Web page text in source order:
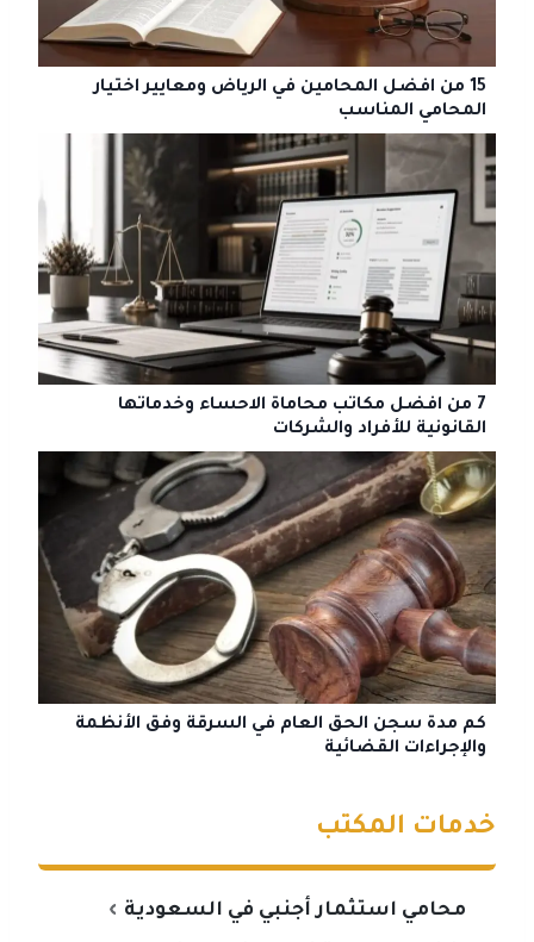
15 من افضل المحامين في الرياض ومعايير اختيار
المحامي المناسب
7 من افضل مكاتب محاماة الاحساء وخدماتها
القانونية للأفراد والشركات
كم مدة سجن الحق العام في السرقة وفق الأنظمة
والإجراءات القضائية
خدمات المكتب
محامي استثمار أجنبي في السعودية